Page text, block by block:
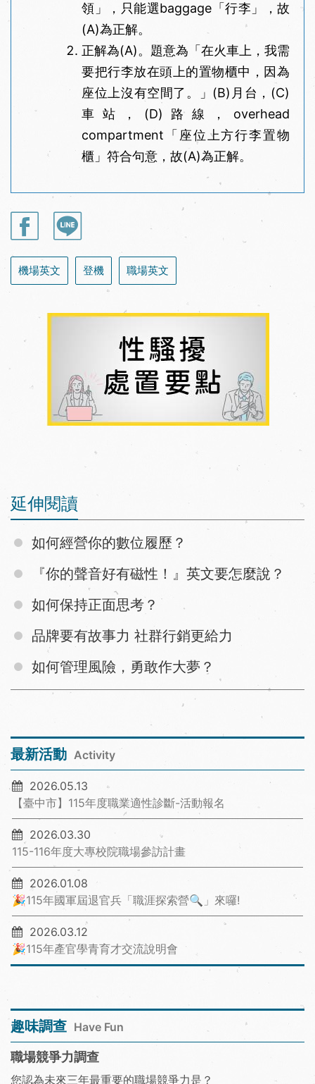
領」，只能選baggage「行李」，故
(A)為正解。
正解為(A)。題意為「在火車上，我需
要把行李放在頭上的置物櫃中，因為
座位上沒有空間了。」(B)月台，(C)
車站，(D)路線，overhead
compartment「座位上方行李置物
櫃」符合句意，故(A)為正解。
機場英文 登機 職場英文
延伸閱讀
如何經營你的數位履歷？
『你的聲音好有磁性！』英文要怎麼說？
如何保持正面思考？
品牌要有故事力 社群行銷更給力
如何管理風險，勇敢作大夢？
最新活動 Activity
2026.05.13
【臺中市】115年度職業適性診斷-活動報名
2026.03.30
115-116年度大專校院職場參訪計畫
2026.01.08
🎉115年國軍屆退官兵「職涯探索營🔍」來囉!
2026.03.12
🎉115年產官學青育才交流說明會
趣味調查 Have Fun
職場競爭力調查
您認為未來三年最重要的職場競爭力是？